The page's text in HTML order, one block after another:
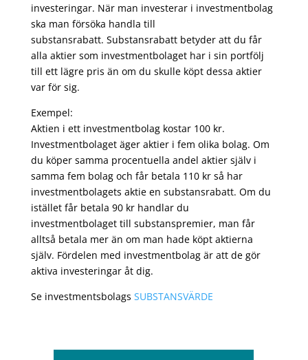
investeringar. När man investerar i investmentbolag
ska man försöka handla till
substansrabatt. Substansrabatt betyder att du får
alla aktier som investmentbolaget har i sin portfölj
till ett lägre pris än om du skulle köpt dessa aktier
var för sig.
Exempel:
Aktien i ett investmentbolag kostar 100 kr.
Investmentbolaget äger aktier i fem olika bolag. Om
du köper samma procentuella andel aktier själv i
samma fem bolag och får betala 110 kr så har
investmentbolagets aktie en substansrabatt. Om du
istället får betala 90 kr handlar du
investmentbolaget till substanspremier, man får
alltså betala mer än om man hade köpt aktierna
själv. Fördelen med investmentbolag är att de gör
aktiva investeringar åt dig.
Se investmentsbolags SUBSTANSVÄRDE